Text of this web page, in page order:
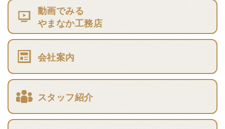
動画でみる
やまなか工務店
会社案内
スタッフ紹介